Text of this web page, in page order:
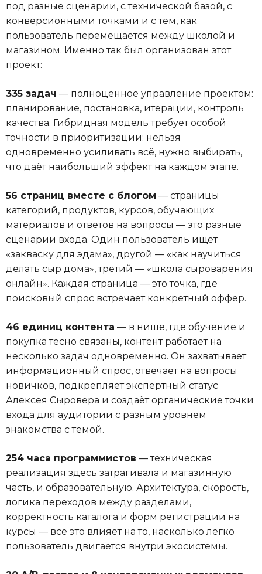
под разные сценарии, с технической базой, с
конверсионными точками и с тем, как
пользователь перемещается между школой и
магазином. Именно так был организован этот
проект:
335 задач — полноценное управление проектом:
планирование, постановка, итерации, контроль
качества. Гибридная модель требует особой
точности в приоритизации: нельзя
одновременно усиливать всё, нужно выбирать,
что даёт наибольший эффект на каждом этапе.
56 страниц вместе с блогом — страницы
категорий, продуктов, курсов, обучающих
материалов и ответов на вопросы — это разные
сценарии входа. Один пользователь ищет
«закваску для эдама», другой — «как научиться
делать сыр дома», третий — «школа сыроварения
онлайн». Каждая страница — это точка, где
поисковый спрос встречает конкретный оффер.
46 единиц контента — в нише, где обучение и
покупка тесно связаны, контент работает на
несколько задач одновременно. Он захватывает
информационный спрос, отвечает на вопросы
новичков, подкрепляет экспертный статус
Алексея Сыровера и создаёт органические точки
входа для аудитории с разным уровнем
знакомства с темой.
254 часа программистов — техническая
реализация здесь затрагивала и магазинную
часть, и образовательную. Архитектура, скорость,
логика переходов между разделами,
корректность каталога и форм регистрации на
курсы — всё это влияет на то, насколько легко
пользователь двигается внутри экосистемы.